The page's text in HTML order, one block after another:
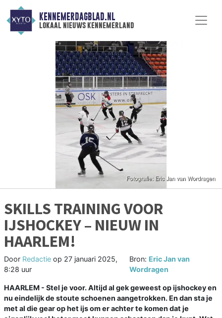
KENNEMERDAGBLAD.NL
lokaal nieuws kennemerland
SKILLS TRAINING VOOR
IJSHOCKEY – NIEUW IN
HAARLEM!
Door Redactie op 27 januari 2025,
8:28 uur
Bron: Eric Jan van
Wordragen
HAARLEM - Stel je voor. Altijd al gek geweest op ijshockey en
nu eindelijk de stoute schoenen aangetrokken. En dan sta je
met al die gear op het ijs om er achter te komen dat je